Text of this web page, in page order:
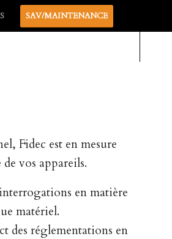
SAV/MAINTENANCE
Fidec est en mesure
vos appareils.
en matière
matériel.
des réglementations en